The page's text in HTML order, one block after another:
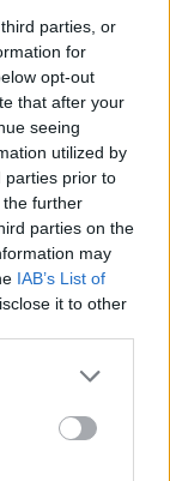
parties, or
for
opt-out
that after your
seeing
utilized by
parties prior to
further
parties on the
may
IAB’s List of
it to other
more Google
may click to
party tags to
below Google
της
τον
από την
της
ενώ η
να
ο